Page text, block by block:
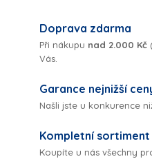
Doprava zdarma
Při nákupu nad 2.000 Kč
Vás.
Garance nejnižší
Našli jste u konkurence
Kompletní sortiment
Koupíte u nás všechny